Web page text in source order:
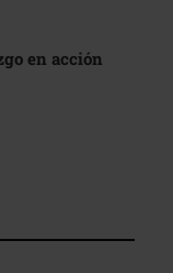
en acción